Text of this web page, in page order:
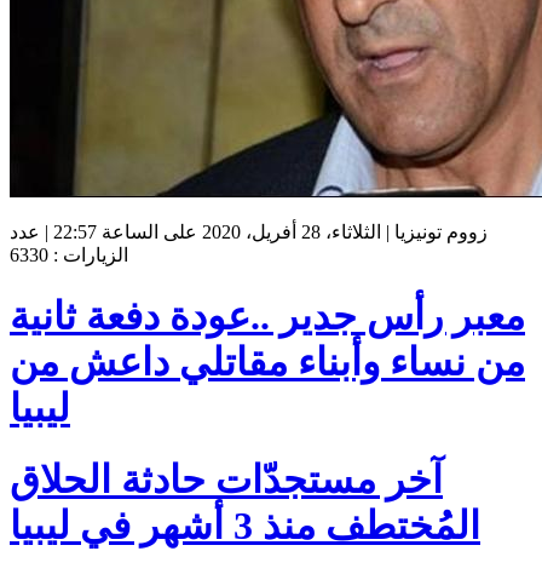
زووم تونيزيا | الثلاثاء، 28 أفريل، 2020 على الساعة 22:57 | عدد
الزيارات : 6330
معبر رأس جدير ..عودة دفعة ثانية
من نساء وأبناء مقاتلي داعش من
ليبيا
آخر مستجدّات حادثة الحلاق
المُختطف منذ 3 أشهر في ليبيا